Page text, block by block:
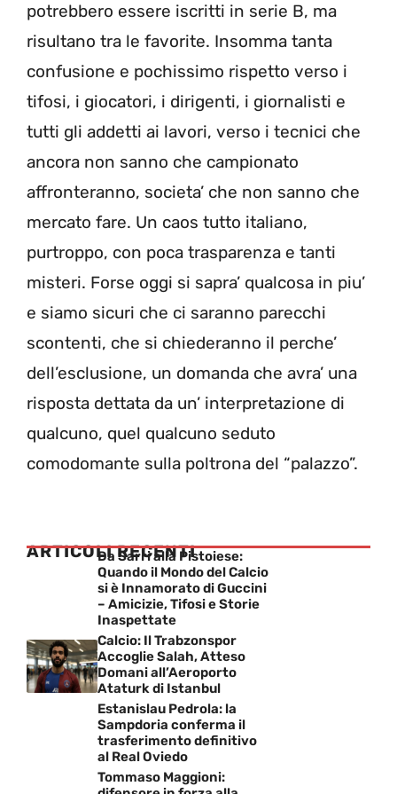
potrebbero essere iscritti in serie B, ma
risultano tra le favorite. Insomma tanta
confusione e pochissimo rispetto verso i
tifosi, i giocatori, i dirigenti, i giornalisti e
tutti gli addetti ai lavori, verso i tecnici che
ancora non sanno che campionato
affronteranno, societa’ che non sanno che
mercato fare. Un caos tutto italiano,
purtroppo, con poca trasparenza e tanti
misteri. Forse oggi si sapra’ qualcosa in piu’
e siamo sicuri che ci saranno parecchi
scontenti, che si chiederanno il perche’
dell’esclusione, un domanda che avra’ una
risposta dettata da un’ interpretazione di
qualcuno, quel qualcuno seduto
comodomante sulla poltrona del “palazzo”.
ARTICOLI RECENTI
Da Sarri alla Pistoiese:
Quando il Mondo del Calcio
si è Innamorato di Guccini
– Amicizie, Tifosi e Storie
Inaspettate
Calcio: Il Trabzonspor
Accoglie Salah, Atteso
Domani all’Aeroporto
Ataturk di Istanbul
Estanislau Pedrola: la
Sampdoria conferma il
trasferimento definitivo
al Real Oviedo
Tommaso Maggioni: